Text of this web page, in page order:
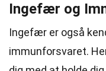
Ingefær og
Ingefær er også
immunforsvaret.